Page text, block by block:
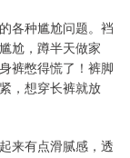
各种尴尬问题。裆
尬，蹲半天做家
裤憋得慌了！裤脚
，想穿长裤就放
来有点滑腻感，透